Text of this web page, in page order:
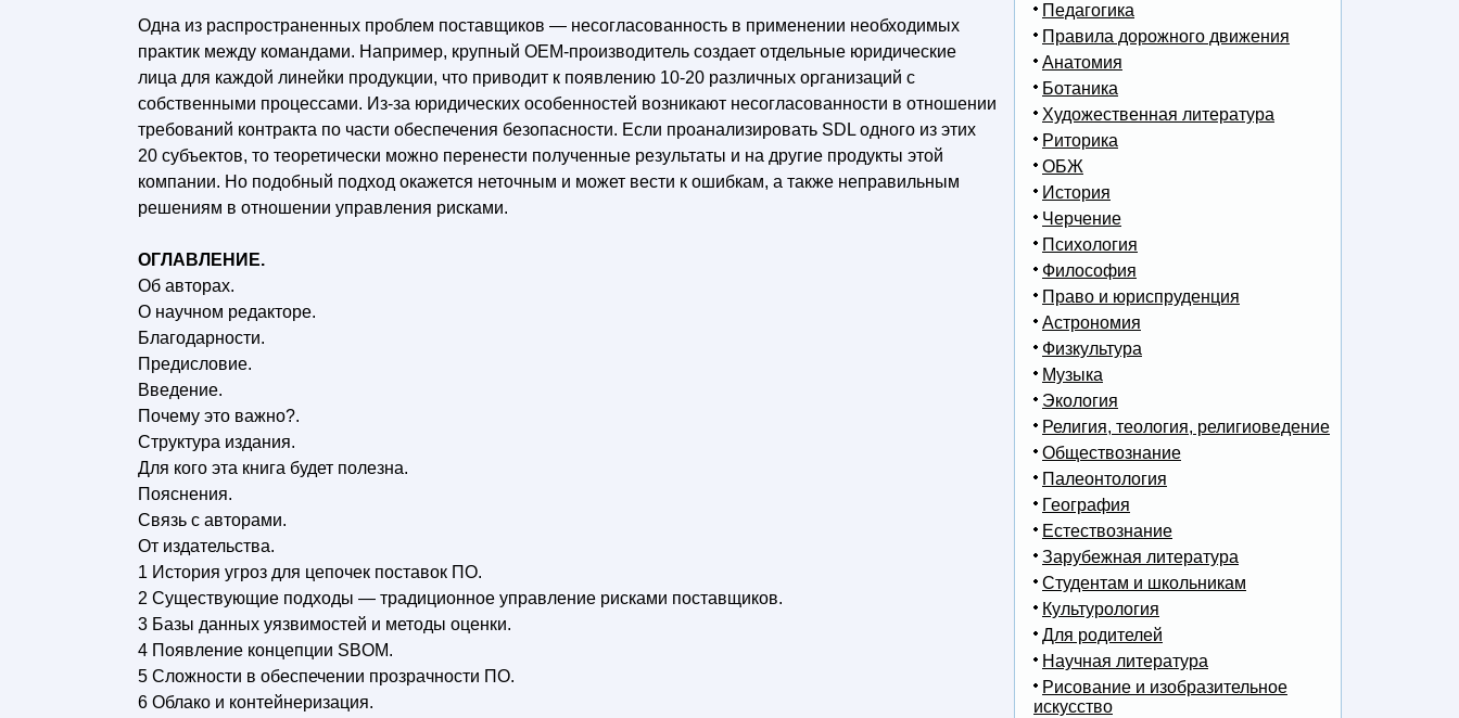
Одна из распространенных проблем поставщиков — несогласованность в применении необходимых
практик между командами. Например, крупный OEM-производитель создает отдельные юридические
лица для каждой линейки продукции, что приводит к появлению 10-20 различных организаций с
собственными процессами. Из-за юридических особенностей возникают несогласованности в отношении
требований контракта по части обеспечения безопасности. Если проанализировать SDL одного из этих
20 субъектов, то теоретически можно перенести полученные результаты и на другие продукты этой
компании. Но подобный подход окажется неточным и может вести к ошибкам, а также неправильным
решениям в отношении управления рисками.
ОГЛАВЛЕНИЕ.
Об авторах.
О научном редакторе.
Благодарности.
Предисловие.
Введение.
Почему это важно?.
Структура издания.
Для кого эта книга будет полезна.
Пояснения.
Связь с авторами.
От издательства.
1 История угроз для цепочек поставок ПО.
2 Существующие подходы — традиционное управление рисками поставщиков.
3 Базы данных уязвимостей и методы оценки.
4 Появление концепции SBOM.
5 Сложности в обеспечении прозрачности ПО.
6 Облако и контейнеризация.
Педагогика
Правила дорожного движения
Анатомия
Ботаника
Художественная литература
Риторика
ОБЖ
История
Черчение
Психология
Философия
Право и юриспруденция
Астрономия
Физкультура
Музыка
Экология
Религия, теология, религиоведение
Обществознание
Палеонтология
География
Естествознание
Зарубежная литература
Студентам и школьникам
Культурология
Для родителей
Научная литература
Рисование и изобразительное
искусство